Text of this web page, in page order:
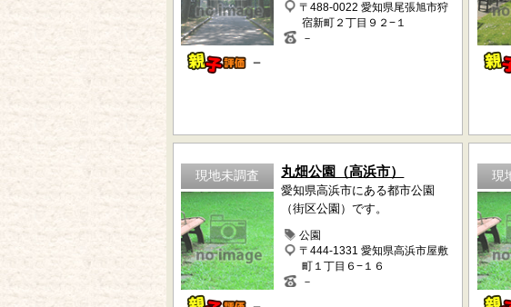
－
〒488-0022 愛知県尾張旭市狩
宿新町２丁目９２−１
－
現地未調査 丸畑公園（高浜市）
愛知県高浜市にある都市公園
（街区公園）です。
公園
〒444-1331 愛知県高浜市屋敷
町１丁目６−１６
－
現